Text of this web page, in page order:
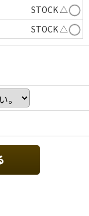
STOCK △
STOCK △